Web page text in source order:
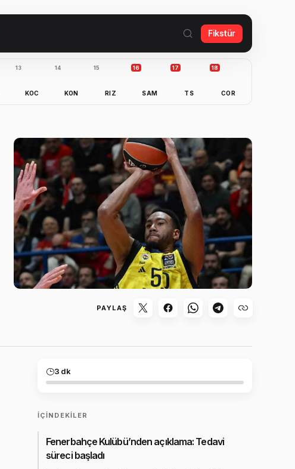
Fikstür
13
KOC
14
KON
15
RIZ
16
SAM
17
TS
18
COR
PAYLAŞ
3 dk
İÇINDEKILER
Fenerbahçe Kulübü’nden açıklama: Tedavi
süreci başladı